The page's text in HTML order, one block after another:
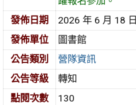
發佈日期
2026 年 6 月 18 日
發佈單位
圖書館
公告類別
營隊資訊
公告等級
轉知
點閱次數
130